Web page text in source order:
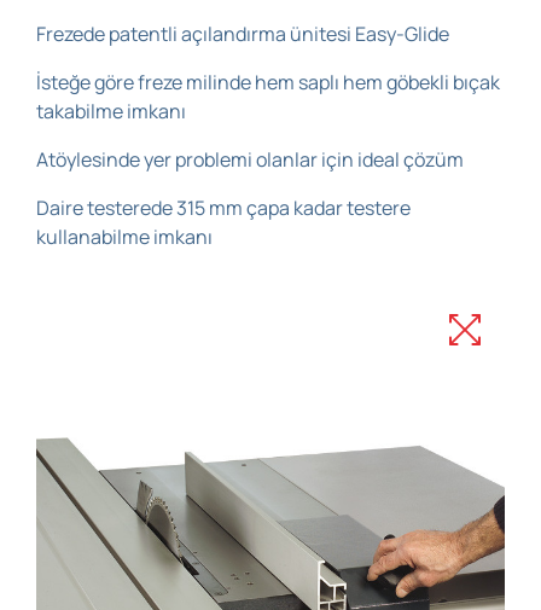
Frezede patentli açılandırma ünitesi Easy-Glide
İsteğe göre freze milinde hem saplı hem göbekli bıçak
takabilme imkanı
Atöylesinde yer problemi olanlar için ideal çözüm
Daire testerede 315 mm çapa kadar testere
kullanabilme imkanı